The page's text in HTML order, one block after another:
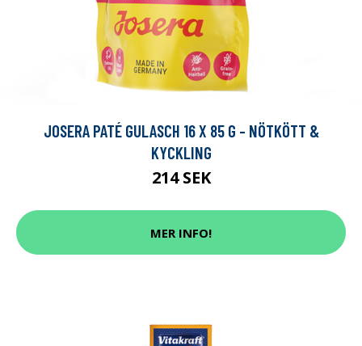
JOSERA PATÉ GULASCH 16 X 85 G - NÖTKÖTT &
KYCKLING
214 SEK
MER INFO!